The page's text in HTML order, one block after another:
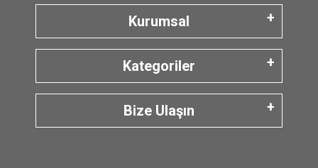
Kurumsal
Kategoriler
Bize Ulaşın